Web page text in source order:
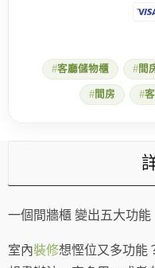
的
客廳儲物櫃 間
間房
一個間牆櫃 變出五大功能
室內裝修想慳位又多功能